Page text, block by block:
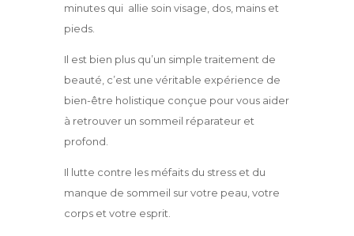
minutes qui allie soin visage, dos, mains et
pieds.
Il est bien plus qu’un simple traitement de
beauté, c’est une véritable expérience de
bien-être holistique conçue pour vous aider
à retrouver un sommeil réparateur et
profond.
Il lutte contre les méfaits du stress et du
manque de sommeil sur votre peau, votre
corps et votre esprit.